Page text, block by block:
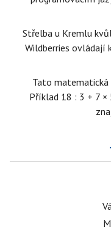
Střelba u Kremlu
Wildberries ovládají
Tato matematická
Příklad 18 : 3 + 7